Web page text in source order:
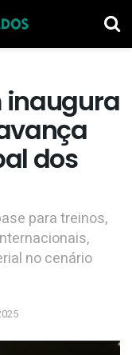
inaugura
dos
para treinos,
no cenário